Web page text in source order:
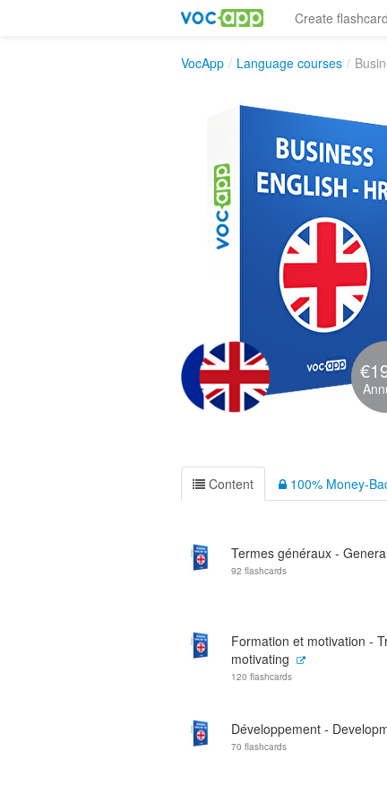
Create
VocApp / Language courses /
Content 100% Money-
Termes généraux -
92 flashcards
Formation et motivation -
motivating
120 flashcards
Développement -
70 flashcards